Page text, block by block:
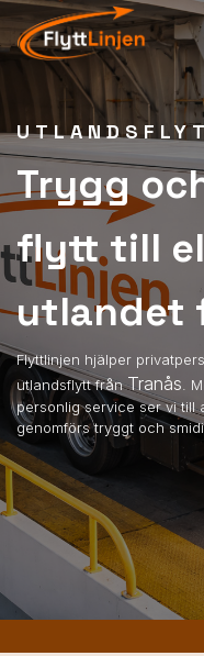
Trygg
flytt till
utlandet
Flyttlinjen hjälper
utlandsflytt frånTranås .
personlig service ser vi till
genomförs tryggt och